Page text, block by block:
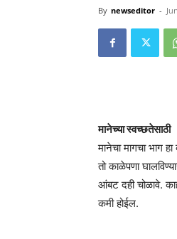
By newseditor -
मानेच्या स्वच्छतेसाठी
मानेचा मागचा भाग
तो काळेपणा
आंबट दही चोळावे.
कमी होईल.